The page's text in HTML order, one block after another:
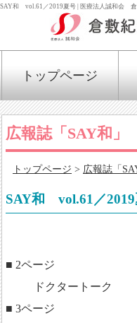
SAY和 vol.61／2019夏号 | 医療法人誠和会 倉
トップページ
広報誌「SAY和」
トップページ > 広報誌「
SAY和 vol.61／2019
■ 2ページ
ドクタートーク
■ 3ページ